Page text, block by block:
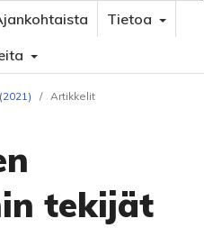
Tietoa
/ Artikkelit
tekijät